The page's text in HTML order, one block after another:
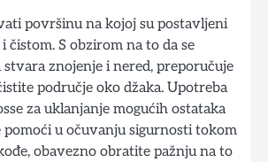
površinu na kojoj su postavljeni
čistom. S obzirom na to da se
znojenje i nered, preporučuje
područje oko džaka. Upotreba
za uklanjanje mogućih ostataka
pomoći u očuvanju sigurnosti tokom
obavezno obratite pažnju na to